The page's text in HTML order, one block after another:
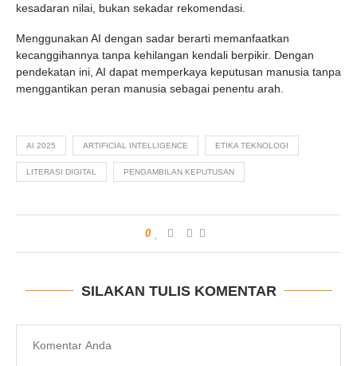
kesadaran nilai, bukan sekadar rekomendasi.
Menggunakan AI dengan sadar berarti memanfaatkan
kecanggihannya tanpa kehilangan kendali berpikir. Dengan
pendekatan ini, AI dapat memperkaya keputusan manusia tanpa
menggantikan peran manusia sebagai penentu arah.
AI 2025 ARTIFICIAL INTELLIGENCE ETIKA TEKNOLOGI
LITERASI DIGITAL PENGAMBILAN KEPUTUSAN
0
SILAKAN TULIS KOMENTAR